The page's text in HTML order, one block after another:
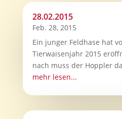
28.02.2015
Feb. 28, 2015
Ein junger Feldhase hat
Tierwaisenjahr 2015
nach muss der Hoppler
mehr lesen...